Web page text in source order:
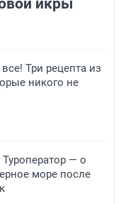
икры
Три рецепта из
никого не
— о
море после